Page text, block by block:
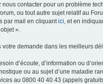
nous contacter pour un problème
ou tout autre sujet relatif au
par mail en cliquantici, et en
».
votre demande dans les meilleurs
d’écoute, d’information ou
ou au sujet d’une maladie
au 0800 40 40 43 (appels